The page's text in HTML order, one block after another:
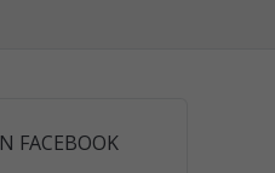
FACEBOOK